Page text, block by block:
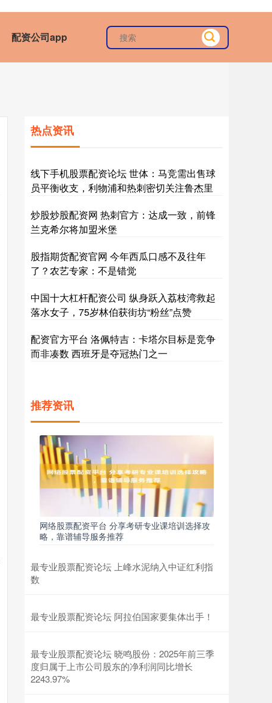
配资公司app
热点资讯
线下手机股票配资论坛 世体：马竞需出售球
员平衡收支，利物浦和热刺密切关注鲁杰里
炒股炒股配资网 热刺官方：达成一致，前锋
兰克希尔将加盟米堡
股指期货配资官网 今年西瓜口感不及往年
了？农艺专家：不是错觉
中国十大杠杆配资公司 纵身跃入荔枝湾救起
落水女子，75岁林伯获街坊“粉丝”点赞
配资官方平台 洛佩特吉：卡塔尔目标是竞争
而非凑数 西班牙是夺冠热门之一
推荐资讯
网络股票配资平台 分享考研专业课培训选择攻
略，靠谱辅导服务推荐
最专业股票配资论坛 上峰水泥纳入中证红利指
数
最专业股票配资论坛 阿拉伯国家要集体出手！
最专业股票配资论坛 晓鸣股份：2025年前三季
度归属于上市公司股东的净利润同比增长
2243.97%